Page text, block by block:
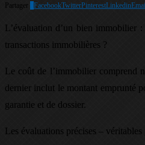
Partager FacebookTwitterPinterestLinkedin
L’évaluation d’un bien immobilier
transactions immobilières ?
Le coût de l’immobilier comprend
dernier inclut le montant emprunté
garantie et de dossier.
Les évaluations précises –